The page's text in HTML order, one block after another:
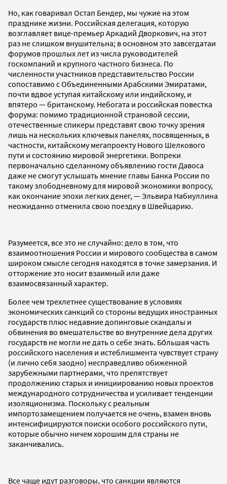
Но, как говаривал Остап Бендер, мы чужие на этом
празднике жизни. Российская делегация, которую
возглавляет вице-премьер Аркадий Дворкович, на этот
раз не слишком внушительна; в основном это завсегдатаи
форумов прошлых лет из числа руководителей
госкомпаний и крупного частного бизнеса. По
численности участников представительство России
сопоставимо с Объединенными Арабскими Эмиратами,
почти вдвое уступая китайскому или индийскому, и
впятеро — британскому. Небогата и российская повестка
форума: помимо традиционной страновой сессии,
отечественные спикеры представят свою точку зрения
лишь на нескольких ключевых панелях, посвященных, в
частности, китайскому мегапроекту Нового Шелкового
пути и состоянию мировой энергетики. Вопреки
первоначально сделанному объявлению гости Давоса
даже не смогут услышать мнение главы Банка России по
такому злободневному для мировой экономики вопросу,
как окончание эпохи легких денег, — Эльвира Набиуллина
неожиданно отменила свою поездку в Швейцарию.
Разумеется, все это не случайно: дело в том, что
взаимоотношения России и мирового сообщества в самом
широком смысле сегодня находятся в точке замерзания. И
отторжение это носит взаимный или даже
взаимосвязанный характер.
Более чем трехлетнее существование в условиях
экономических санкций со стороны ведущих иностранных
государств плюс недавние допинговые скандалы и
обвинения во вмешательстве во внутренние дела других
государств не могли не дать о себе знать. Бо́льшая часть
российского населения и истеблишмента чувствует страну
(и лично себя заодно) несправедливо обиженной
зарубежными партнерами, что препятствует
продолжению старых и инициированию новых проектов
международного сотрудничества и усиливает тенденции
изоляционизма. Поскольку с реальным
импортозамещением получается не очень, взамен вновь
интенсифицируются поиски особого российского пути,
которые обычно ничем хорошим для страны не
заканчивались.
Все чаще идут разговоры, что санкции являются